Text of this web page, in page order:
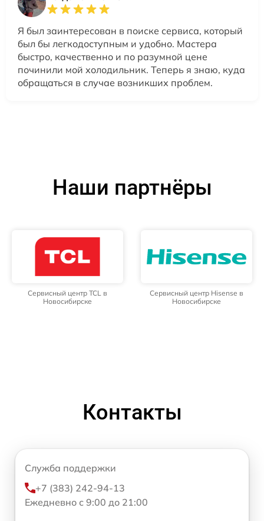
Я был заинтересован в поиске сервиса, который
был бы легкодоступным и удобно. Мастера
быстро, качественно и по разумной цене
починили мой холодильник. Теперь я знаю, куда
обращаться в случае возникших проблем.
Наши партнёры
Сервисный центр TCL в
Новосибирске
Сервисный центр Hisense в
Новосибирске
Контакты
Служба поддержки
+7 (383) 242-94-13
Ежедневно с 9:00 до 21:00